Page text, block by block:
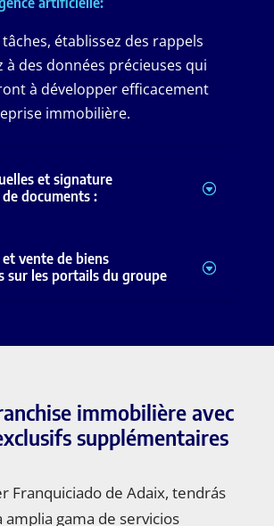
établissez des rappels
à des données précieuses qui
à développer efficacement
immobilière.
et signature
documents :
vente de biens
sur les portails du groupe
immobilière avec
supplémentaires
Franquiciado de Adaix, tendrás
amplia gama de servicios